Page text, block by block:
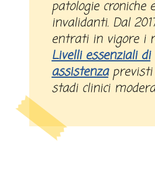
patologie croniche
invalidanti. Dal
entrati in vigore i
Livelli essenziali di
assistenzaprevisti
stadi clinici